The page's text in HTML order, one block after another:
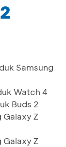
Samsung
Watch 4
Buds 2
Z
Z